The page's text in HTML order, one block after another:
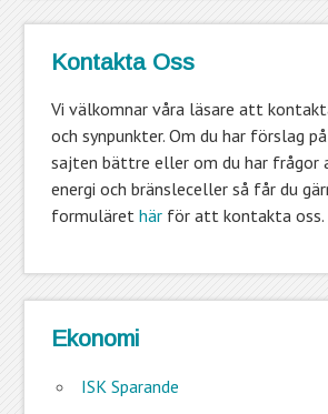
Kontakta Oss
Vi välkomnar våra läsare att
och synpunkter. Om du har förslag
sajten bättre eller om du har frågor
energi och bränsleceller så får du
formuläret härför att kontakta oss.
Ekonomi
ISK Sparande